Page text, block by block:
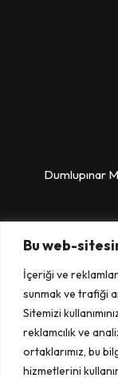
Bu web-
İçeriği ve
sunmak ve trafiği
Sitemizi
reklamcılık ve
ortaklarımız, bu
hizmetlerini
Dumlupınar